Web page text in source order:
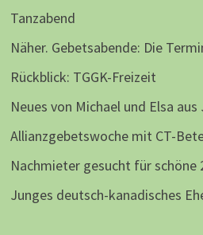
Tanzabend
Näher. Gebetsabende: Die
Rückblick: TGGK-Freizeit
Neues von Michael und Elsa
Allianzgebetswoche mit CT-
Nachmieter gesucht für schöne
Junges deutsch-kanadisches